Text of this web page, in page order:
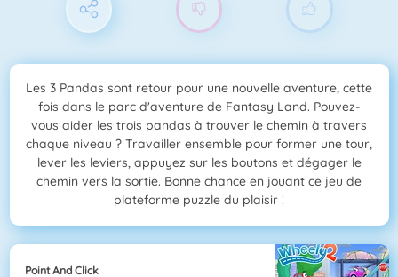
Les 3 Pandas sont retour pour une nouvelle aventure, cette
fois dans le parc d'aventure de Fantasy Land. Pouvez-
vous aider les trois pandas à trouver le chemin à travers
chaque niveau ? Travailler ensemble pour former une tour,
lever les leviers, appuyez sur les boutons et dégager le
chemin vers la sortie. Bonne chance en jouant ce jeu de
plateforme puzzle du plaisir !
Point And Click